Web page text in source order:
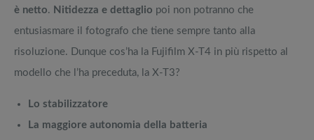
è netto. Nitidezza e dettaglio poi non potranno che
entusiasmare il fotografo che tiene sempre tanto alla
risoluzione. Dunque cos’ha la Fujifilm X-T4 in più rispetto al
modello che l’ha preceduta, la X-T3?
Lo stabilizzatore
La maggiore autonomia della batteria